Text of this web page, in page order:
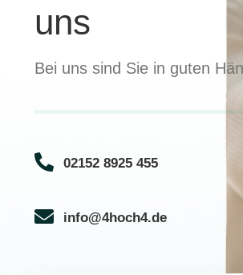
uns
Bei uns sind Sie in guten
02152 8925 455
info@4hoch4.de